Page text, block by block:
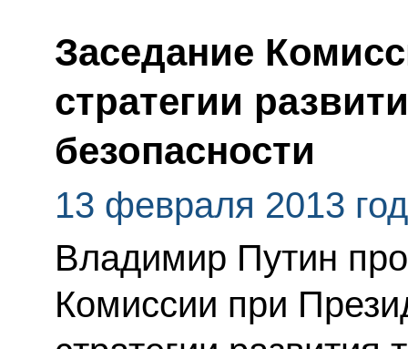
Заседание
стратегии
безопасности
13 февраля 2013
Владимир Путин
Комиссии при